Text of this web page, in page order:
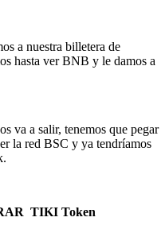
a nuestra billetera de
hasta ver BNB y le damos a
va a salir, tenemos que pegar
la red BSC y ya tendríamos
TIKI Token